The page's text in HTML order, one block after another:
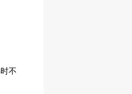
不